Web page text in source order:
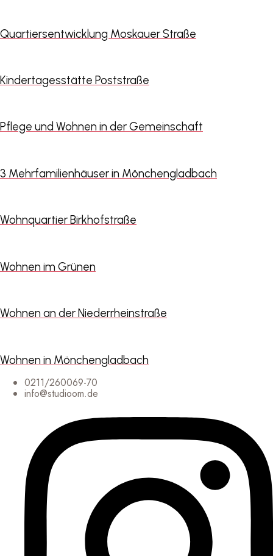
Quartiersentwicklung Moskauer Straße
Kindertagesstätte Poststraße
Pflege und Wohnen in der Gemeinschaft
3 Mehrfamilienhäuser in Mönchengladbach
Wohnquartier Birkhofstraße
Wohnen im Grünen
Wohnen an der Niederrheinstraße
Wohnen in Mönchengladbach
0211/260069-70
info@studioom.de